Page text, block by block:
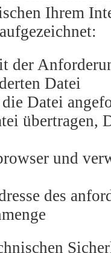
Ihrem
der
Datei
Datei
übertragen,
und
des